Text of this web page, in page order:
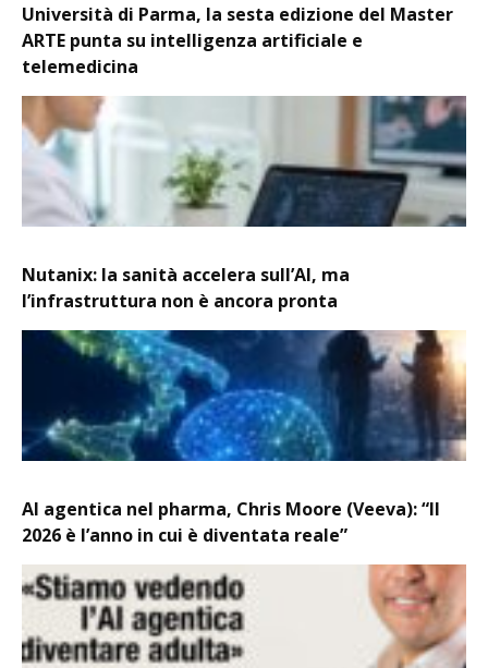
Università di Parma, la sesta edizione del Master
ARTE punta su intelligenza artificiale e
telemedicina
Nutanix: la sanità accelera sull’AI, ma
l’infrastruttura non è ancora pronta
AI agentica nel pharma, Chris Moore (Veeva): “Il
2026 è l’anno in cui è diventata reale”